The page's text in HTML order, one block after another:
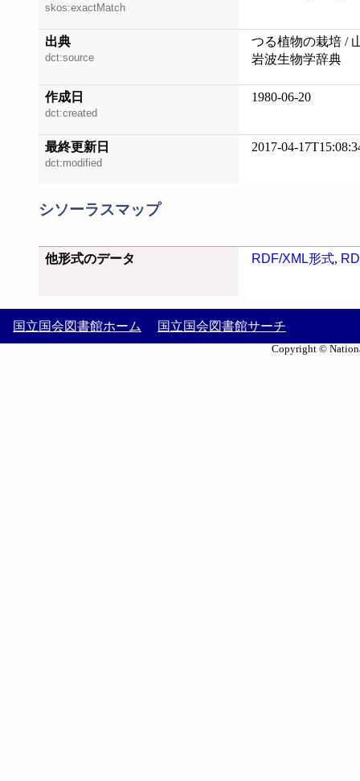
skos:exactMatch
出典
dct:source
つる植物の栽培 /
岩波生物学辞典
作成日
dct:created
1980-06-20
最終更新日
dct:modified
2017-04-
シソーラスマップ
他形式のデータ RDF/XML形式,
国立国会図書館ホーム 国立国会図書館サーチ
Copyright ©